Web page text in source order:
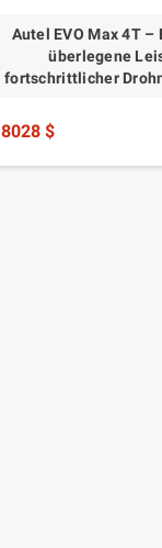
Autel EVO Max 4T –
überlegene
fortschrittlicher
8028 $